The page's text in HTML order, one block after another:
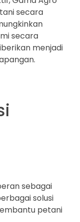
secara
secara
menjadi
sebagai
solusi
petani